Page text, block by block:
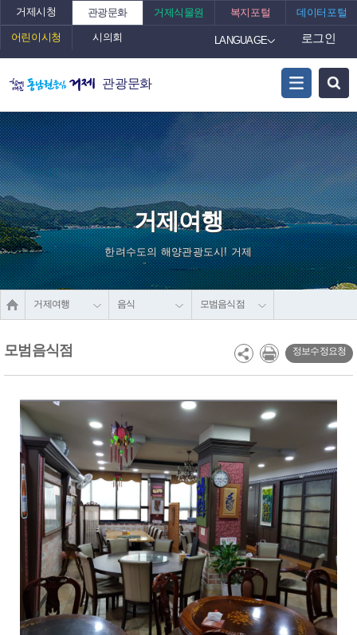
거제시청 관광문화 거제식물원 복지포털 데이터포털
어린이시청 시의회 LANGUAGE 로그인
관광문화
거제여행
한려수도의 해양관광도시! 거제
거제여행 음식 모범음식점
모범음식점 정보수정요청